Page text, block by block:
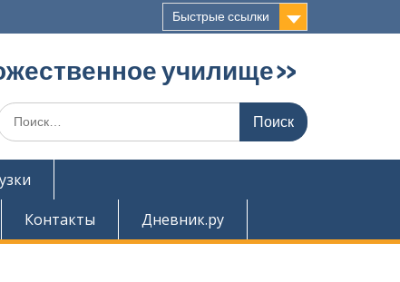
Быстрые ссылки
училище»
Контакты Дневник.ру